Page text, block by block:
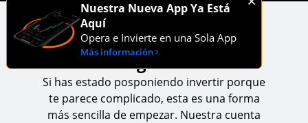
A simpler way to invest in
gold
Si has estado posponiendo invertir porque
te parece complicado, esta es una forma
más sencilla de empezar. Nuestra cuenta
Nuestra Nueva App Ya Está
Aquí
Opera e Invierte en una Sola App
Más información